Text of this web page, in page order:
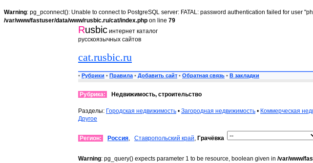
Warning: pg_pconnect(): Unable to connect to PostgreSQL server: FATAL: password authentication failed for user
/var/www/fastuser/data/www/rusbic.ru/cat/index.php on line 79
Rusbic интернет каталог
русскоязычных сайтов
cat.rusbic.ru
• Рубрики • Правила • Добавить сайт • Обратная связь • В закладки
Рубрика: Недвижимость, строительство
Разделы: Городская недвижимость • Загородная недвижимость • Коммерческая
Другое
Регион: Россия, Ставропольский край, Грачёвка
Warning: pg_query() expects parameter 1 to be resource, boolean given in /var/www/